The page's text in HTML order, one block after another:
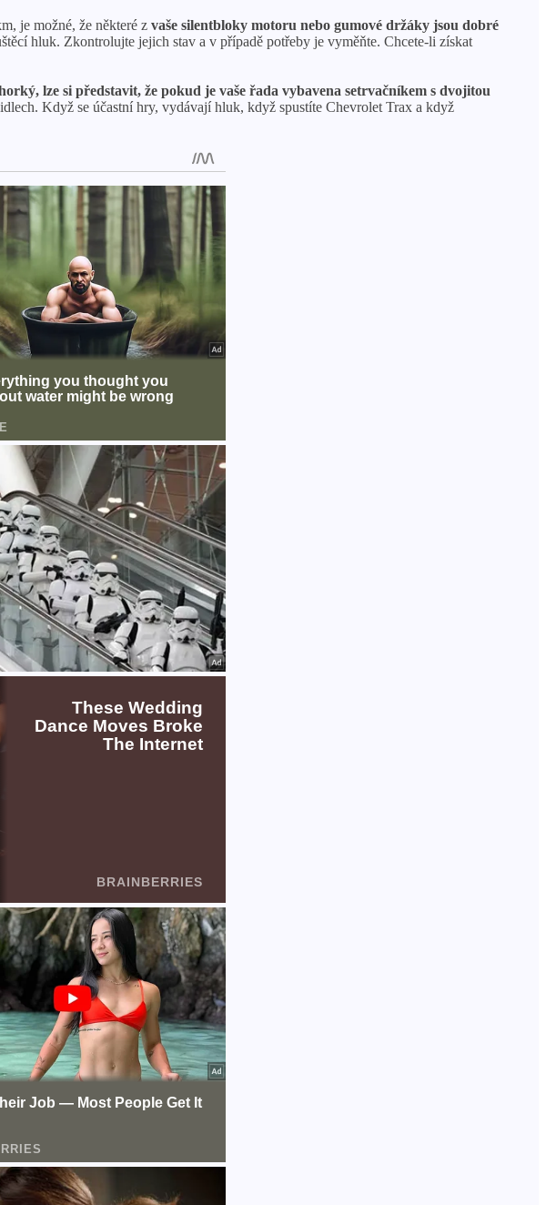
je možné, že některé z vaše silentbloky motoru nebo gumové držáky jsou dobré
hluk. Zkontrolujte jejich stav a v případě potřeby je vyměňte. Chcete-li získat
lze si představit, že pokud je vaše řada vybavena setrvačníkem s dvojitou
Když se účastní hry, vydávají hluk, když spustíte Chevrolet Trax a když